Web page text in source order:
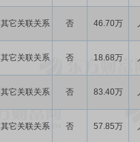
其它关联关系 否 46.70万
其它关联关系 否 18.68万
其它关联关系 否 83.40万
其它关联关系 否 57.85万